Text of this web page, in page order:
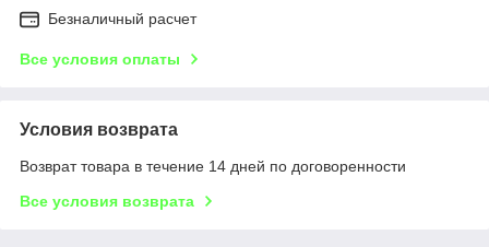
Безналичный расчет
Все условия оплаты
Условия возврата
Возврат товара в течение 14 дней по договоренности
Все условия возврата